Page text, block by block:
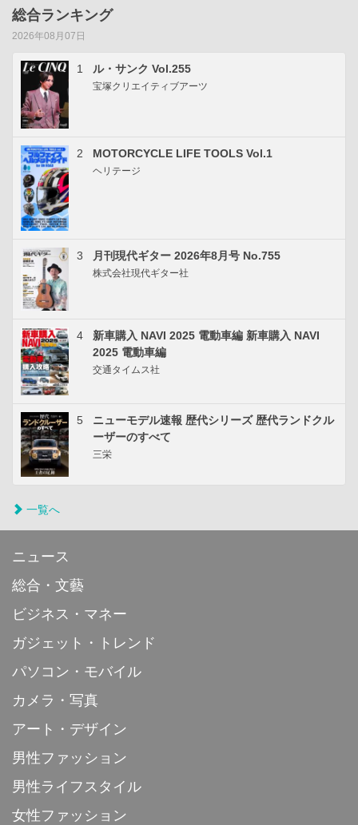
総合ランキング
2026年08月07日
1 ル・サンク Vol.255
宝塚クリエイティブアーツ
2 MOTORCYCLE LIFE TOOLS Vol.1
ヘリテージ
3 月刊現代ギター 2026年8月号 No.755
株式会社現代ギター社
4
新車購入 NAVI 2025 電動車編 新車購入 NAVI
2025 電動車編
交通タイムス社
5
ニューモデル速報 歴代シリーズ 歴代ランドクル
ーザーのすべて
三栄
一覧へ
ニュース
総合・文藝
ビジネス・マネー
ガジェット・トレンド
パソコン・モバイル
カメラ・写真
アート・デザイン
男性ファッション
男性ライフスタイル
女性ファッション